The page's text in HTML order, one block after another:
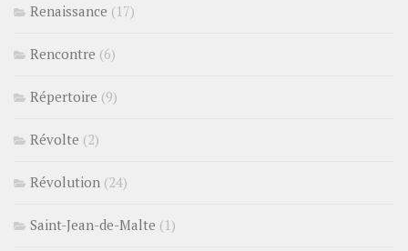
Renaissance (17)
Rencontre (6)
Répertoire (9)
Révolte (2)
Révolution (24)
Saint-Jean-de-Malte (1)